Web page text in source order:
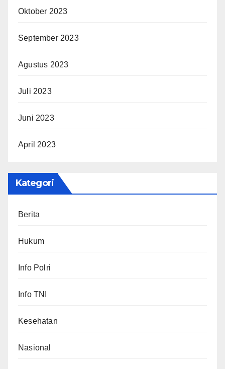
Oktober 2023
September 2023
Agustus 2023
Juli 2023
Juni 2023
April 2023
Kategori
Berita
Hukum
Info Polri
Info TNI
Kesehatan
Nasional